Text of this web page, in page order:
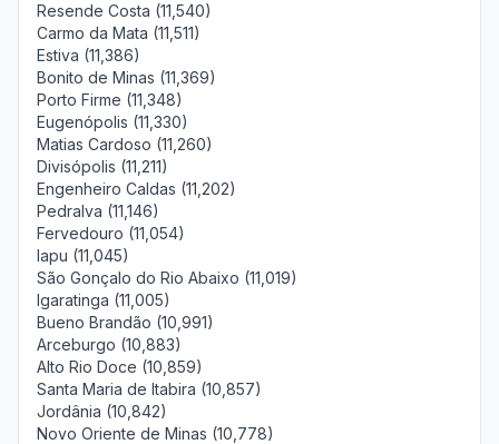
Resende Costa (11,540)
Carmo da Mata (11,511)
Estiva (11,386)
Bonito de Minas (11,369)
Porto Firme (11,348)
Eugenópolis (11,330)
Matias Cardoso (11,260)
Divisópolis (11,211)
Engenheiro Caldas (11,202)
Pedralva (11,146)
Fervedouro (11,054)
Iapu (11,045)
São Gonçalo do Rio Abaixo (11,019)
Igaratinga (11,005)
Bueno Brandão (10,991)
Arceburgo (10,883)
Alto Rio Doce (10,859)
Santa Maria de Itabira (10,857)
Jordânia (10,842)
Novo Oriente de Minas (10,778)